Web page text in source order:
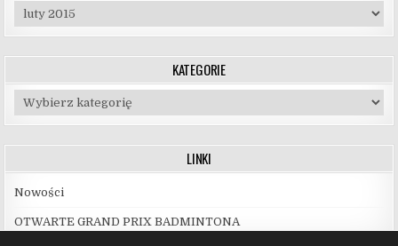
Archiwa
KATEGORIE
Kategorie
LINKI
Nowości
OTWARTE GRAND PRIX BADMINTONA